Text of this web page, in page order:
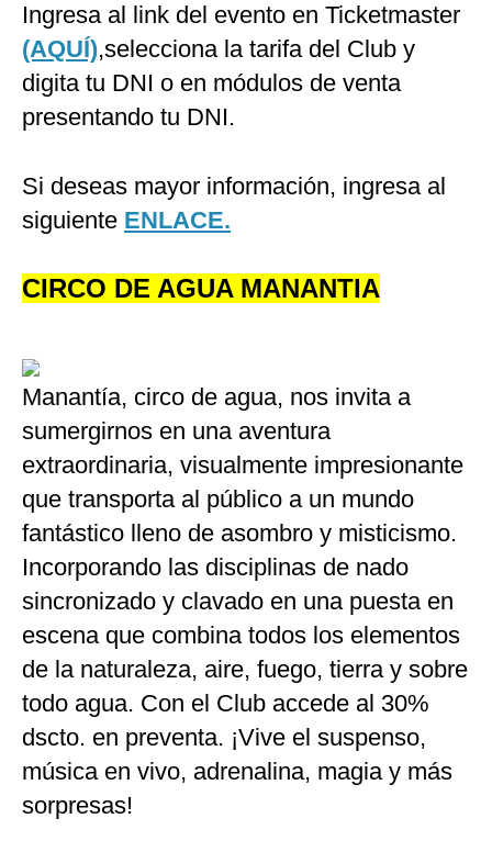
Ingresa al link del evento en Ticketmaster
(AQUÍ),selecciona la tarifa del Club y
digita tu DNI o en módulos de venta
presentando tu DNI.
Si deseas mayor información, ingresa al
siguiente ENLACE.
CIRCO DE AGUA MANANTIA
Manantía, circo de agua, nos invita a
sumergirnos en una aventura
extraordinaria, visualmente impresionante
que transporta al público a un mundo
fantástico lleno de asombro y misticismo.
Incorporando las disciplinas de nado
sincronizado y clavado en una puesta en
escena que combina todos los elementos
de la naturaleza, aire, fuego, tierra y sobre
todo agua. Con el Club accede al 30%
dscto. en preventa. ¡Vive el suspenso,
música en vivo, adrenalina, magia y más
sorpresas!